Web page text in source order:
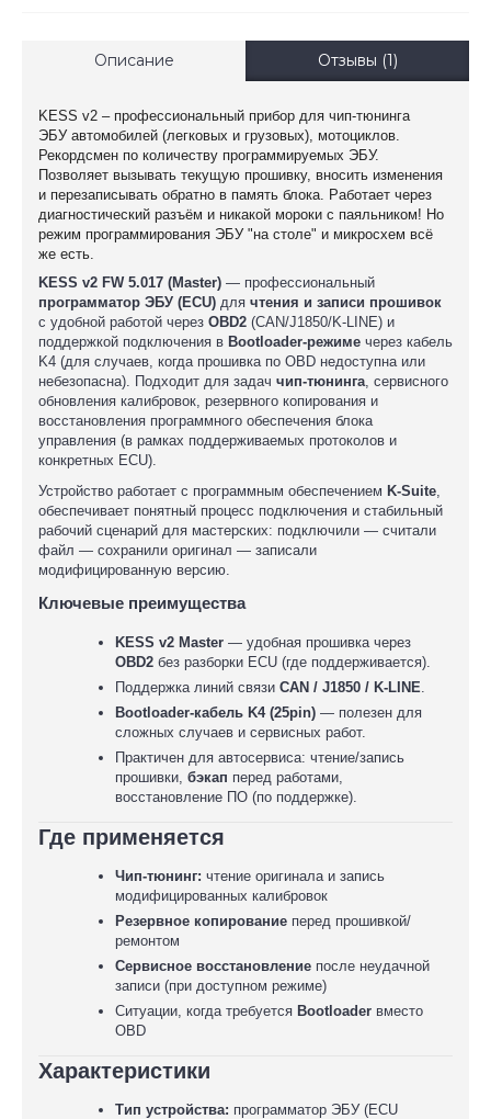
Описание Отзывы (1)
KESS v2 – профессиональный прибор для чип-тюнинга
ЭБУавтомобилей (легковых и грузовых), мотоциклов
Рекордсмен по количеству программируемых ЭБУ.
Позволяет вызывать текущую прошивку, вносить изменения
и перезаписывать обратно в память блока. Работает через
диагностический разъём и никакой мороки с паяльником! Но
режим программирования ЭБУ "на столе" и микросхем всё
же есть.
KESS v2 FW 5.017 (Master) — профессиональный
программатор ЭБУ (ECU) для чтения и записи прошивок
с удобной работой через OBD2 (CAN/J1850/K-LINE) и
поддержкой подключения в Bootloader-режиме через кабель
K4 (для случаев, когда прошивка по OBD недоступна или
небезопасна). Подходит для задач чип-тюнинга , сервисного
обновления калибровок, резервного копирования и
восстановления программного обеспечения блока
управления (в рамках поддерживаемых протоколов и
конкретных ECU).
Устройство работает с программным обеспечением K-Suite
обеспечивает понятный процесс подключения и стабильный
рабочий сценарий для мастерских: подключили — считали
файл — сохранили оригинал — записали
модифицированную версию.
Ключевые преимущества
KESS v2 Master — удобная прошивка через
OBD2 без разборки ECU (где поддерживается).
Поддержка линий связи CAN / J1850 / K-LINE
Bootloader-кабель K4 (25pin) — полезен для
сложных случаев и сервисных работ.
Практичен для автосервиса: чтение/запись
прошивки, бэкап перед работами,
восстановление ПО (по поддержке).
Где применяется
Чип-тюнинг: чтение оригинала и запись
модифицированных калибровок
Резервное копирование перед прошивкой/
ремонтом
Сервисное восстановление после неудачной
записи (при доступном режиме)
Ситуации, когда требуется Bootloader вместо
OBD
Характеристики
Тип устройства: программатор ЭБУ (ECU